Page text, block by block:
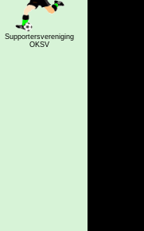
Supportersvereniging
OKSV